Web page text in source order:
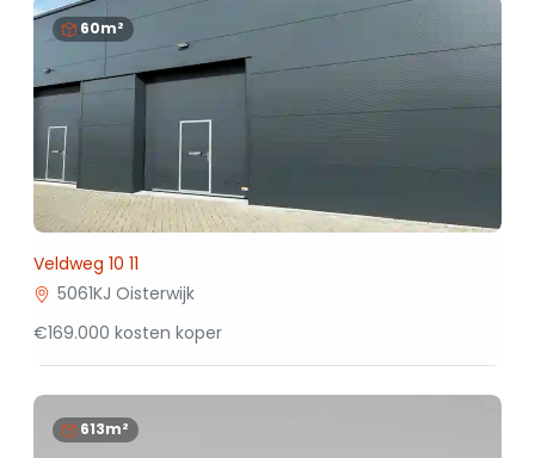
60m²
Veldweg 10 11
5061KJ Oisterwijk
€169.000 kosten koper
613m²